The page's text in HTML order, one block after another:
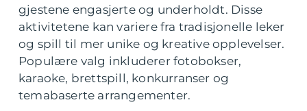
gjestene engasjerte og underholdt. Disse
aktivitetene kan variere fra tradisjonelle leker
og spill til mer unike og kreative opplevelser.
Populære valg inkluderer fotobokser,
karaoke, brettspill, konkurranser og
temabaserte arrangementer.